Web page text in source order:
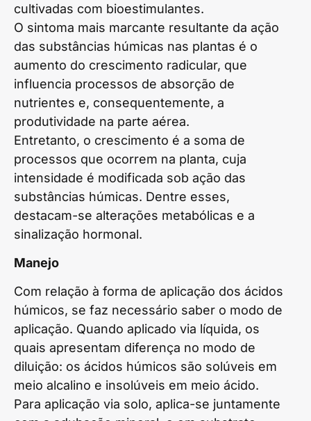
cultivadas com bioestimulantes.
O sintoma mais marcante resultante da ação
das substâncias húmicas nas plantas é o
aumento do crescimento radicular, que
influencia processos de absorção de
nutrientes e, consequentemente, a
produtividade na parte aérea.
Entretanto, o crescimento é a soma de
processos que ocorrem na planta, cuja
intensidade é modificada sob ação das
substâncias húmicas. Dentre esses,
destacam-se alterações metabólicas e a
sinalização hormonal.
Manejo
Com relação à forma de aplicação dos ácidos
húmicos, se faz necessário saber o modo de
aplicação. Quando aplicado via líquida, os
quais apresentam diferença no modo de
diluição: os ácidos húmicos são solúveis em
meio alcalino e insolúveis em meio ácido.
Para aplicação via solo, aplica-se juntamente